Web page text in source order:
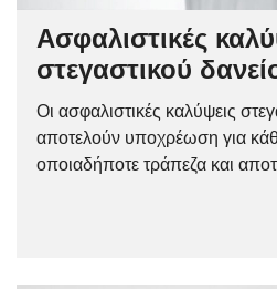
Ασφαλιστικές
στεγαστικού
Οι ασφαλιστικές καλύψεις
αποτελούν υποχρέωση για
οποιαδήποτε τράπεζα και